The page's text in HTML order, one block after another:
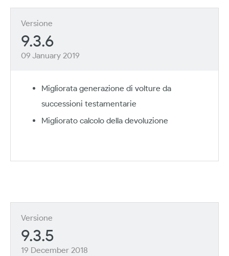
Versione
9.3.6
09 January 2019
Migliorata generazione di volture da
successioni testamentarie
Migliorato calcolo della devoluzione
Versione
9.3.5
19 December 2018